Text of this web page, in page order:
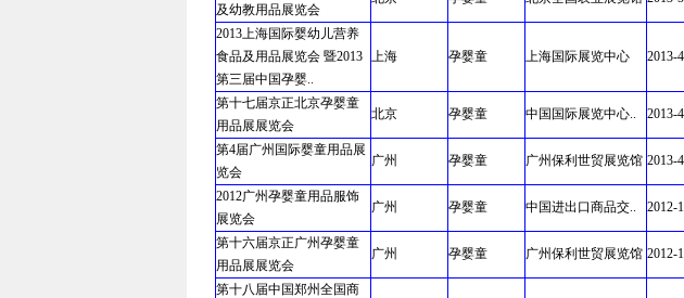
及幼教用品展览会
2013上海国际婴幼儿营养
食品及用品展览会 暨2013
第三届中国孕婴..
上海 孕婴童 上海国际展览中心 2013-
第十七届京正北京孕婴童
用品展展览会
北京 孕婴童 中国国际展览中心.. 2013-
第4届广州国际婴童用品展
览会
广州 孕婴童 广州保利世贸展览馆 2013-
2012广州孕婴童用品服饰
展览会
广州 孕婴童 中国进出口商品交.. 2012-
第十六届京正广州孕婴童
用品展展览会
广州 孕婴童 广州保利世贸展览馆 2012-
第十八届中国郑州全国商